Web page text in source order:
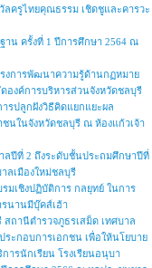
ลครูไทยคุณธรรม เชิดชูและคารวะ
น ครั้งที่ 1 ปีการศึกษา 2564 ณ
งการพัฒนาความรู้ด้านกฏหมาย
องค์การบริหารส่วนจังหวัดชลบุรี
รปลูกฝังวิธีคิดแยกแยะผล
นในจังหวัดชลบุรี ณ ห้องแก้วเจ้า
ลปีที่ 2 ถึงระดับชั้นประถมศึกษาปีที่
ลเมืองใหม่ชลบุรี
มเชิงปฏิบัติการ กลยุทย์ ในการ
รนานมีบุ๊คส์เฮ้า
ถานีตำรวจภูธรเสม็ด เทศบาล
ระกอบการเอกชน เพื่อให้นโยบาย
ารนักเรียน โรงเรียนอนุบา